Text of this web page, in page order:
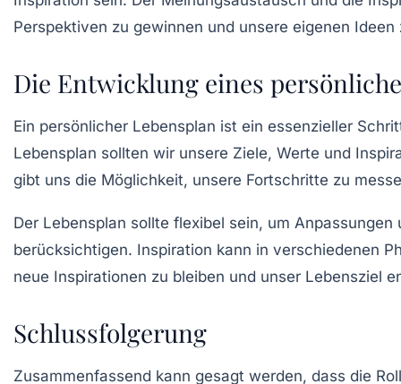
Perspektiven zu gewinnen und unsere eigenen Ideen
Die Entwicklung eines
Ein persönlicher Lebensplan ist ein essenzieller
Lebensplan sollten wir unsere Ziele, Werte und
gibt uns die Möglichkeit, unsere Fortschritte zu
Der Lebensplan sollte flexibel sein, um
berücksichtigen. Inspiration kann in verschiedenen
neue Inspirationen zu bleiben und unser Lebensziel
Schlussfolgerung
Zusammenfassend kann gesagt werden, dass die